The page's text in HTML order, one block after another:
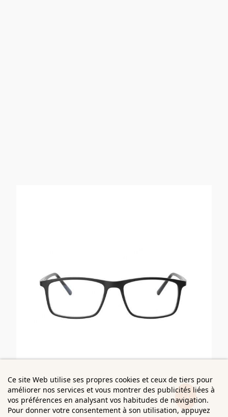
Ce site Web utilise ses propres cookies et ceux de tiers pour
améliorer nos services et vous montrer des publicités liées à
vos préférences en analysant vos habitudes de navigation.
Pour donner votre consentement à son utilisation, appuyez